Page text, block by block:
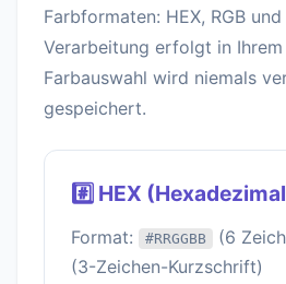
Farbformaten: HEX, RGB
Verarbeitung erfolgt in
Farbauswahl wird niemals
gespeichert.
#️⃣ HEX
Format: #RRGGBB (6
(3-Zeichen-Kurzschrift)